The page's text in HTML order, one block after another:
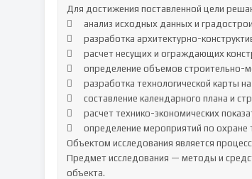
Для достижения поставленной цели
	анализ исходных данных и градостроительных условий строительной площадки;
	разработка архитектурно-конструктивных решений здания;
	расчет несущих и ограждающих конструкций;
	определение объемов строительно-монтажных работ и выбор методов их производства;
	разработка технологической карты на ключевой процесс;
	составление календарного плана и строительного генерального плана;
	расчет технико-экономических показателей проекта;
	определение мероприятий по охране труда, пожарной безопасности и защите окружающей среды [12–17].
Объектом исследования является
Предмет исследования — методы и
объекта.